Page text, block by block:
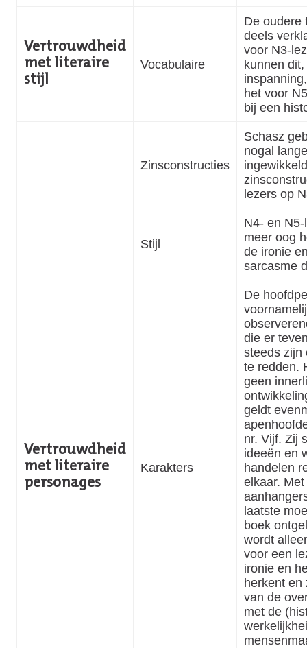
Vertrouwdheid
met literaire
stijl
Vocabulaire
De oudere
deels
voor N3-
kunnen
het voor
bij een
Zinsconstructies
Schasz
nogal
lezers op
Stijl
N4- en
meer oog
de ironie
sarcasme
Vertrouwdheid
met literaire
personages
Karakters
De
die er
steeds zijn
te redden.
geen
geldt
nr. Vijf. Zij
ideeën en
handelen
elkaar.
laatste
boek
wordt
voor een
ironie en
herkent en
van de
met de